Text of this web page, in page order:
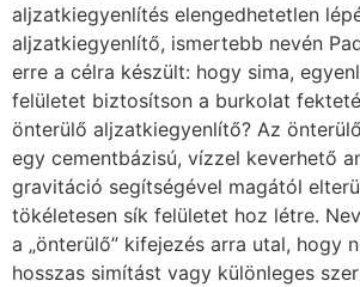
aljzatkiegyenlítés elengedhetetlen
aljzatkiegyenlítő, ismertebb nevén
erre a célra készült: hogy sima,
felületet biztosítson a burkolat
önterülő aljzatkiegyenlítő? Az
egy cementbázisú, vízzel keverhető
gravitáció segítségével magától
tökéletesen sík felületet hoz létre.
a „önterülő” kifejezés arra utal, hogy
hosszas simítást vagy különleges